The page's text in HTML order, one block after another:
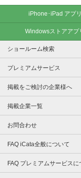
iPhone･iPad アプリ
Windowsストアアプ
ショールーム検索
プレミアムサービス
掲載をご検討の企業様へ
掲載企業一覧
お問合わせ
FAQ iCata全般について
FAQ プレミアムサービスに